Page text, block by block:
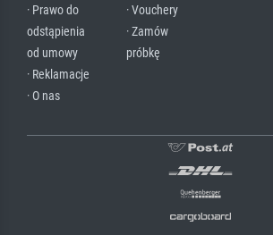
· Prawo do
odstąpienia
od umowy
· Reklamacje
· O nas
· Vouchery
· Zamów
próbkę